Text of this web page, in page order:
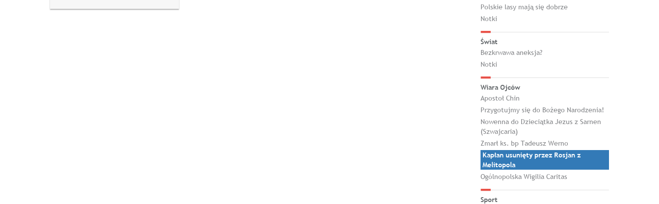
Polskie lasy mają się dobrze
Notki
Świat
Bezkrwawa aneksja?
Notki
Wiara Ojców
Apostoł Chin
Przygotujmy się do Bożego Narodzenia!
Nowenna do Dzieciątka Jezus z Sarnen
(Szwajcaria)
Zmarł ks. bp Tadeusz Werno
Kapłan usunięty przez Rosjan z
Melitopola
Ogólnopolska Wigilia Caritas
Sport